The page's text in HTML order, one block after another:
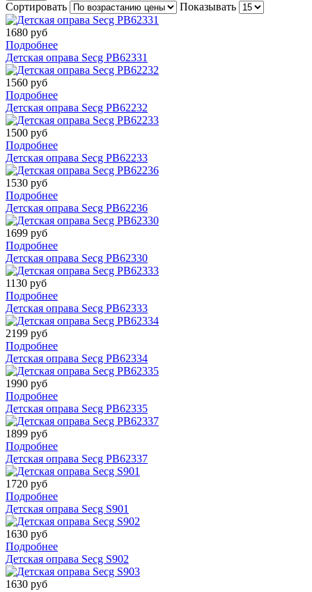
Сортировать Показывать
1680 руб
Подробнее
Детская оправа Secg PB62331
1560 руб
Подробнее
Детская оправа Secg PB62232
1500 руб
Подробнее
Детская оправа Secg PB62233
1530 руб
Подробнее
Детская оправа Secg PB62236
1699 руб
Подробнее
Детская оправа Secg PB62330
1130 руб
Подробнее
Детская оправа Secg PB62333
2199 руб
Подробнее
Детская оправа Secg PB62334
1990 руб
Подробнее
Детская оправа Secg PB62335
1899 руб
Подробнее
Детская оправа Secg PB62337
1720 руб
Подробнее
Детская оправа Secg S901
1630 руб
Подробнее
Детская оправа Secg S902
1630 руб